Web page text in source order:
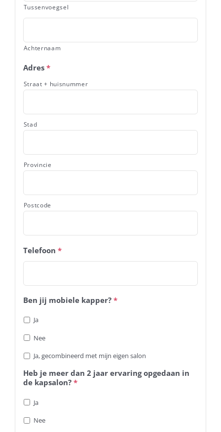
Tussenvoegsel
Achternaam
Adres *
Straat + huisnummer
Stad
Provincie
Postcode
Telefoon *
Ben jij mobiele kapper? *
Ja
Nee
Ja, gecombineerd met mijn eigen salon
Heb je meer dan 2 jaar ervaring opgedaan in
de kapsalon? *
Ja
Nee